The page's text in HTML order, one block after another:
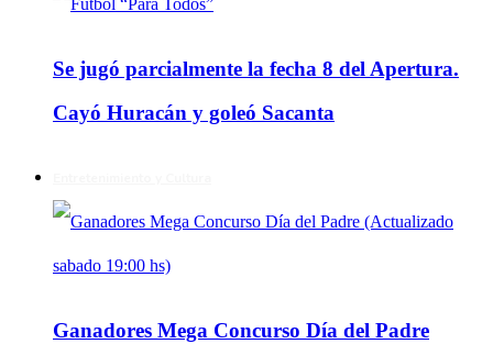
Se jugó parcialmente la fecha 8 del Apertura.
Cayó Huracán y goleó Sacanta
Ganadores Mega Concurso Día del Padre